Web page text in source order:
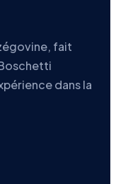
fait
dans la